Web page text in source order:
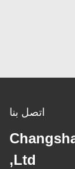
اتصل بنا
Ltd,